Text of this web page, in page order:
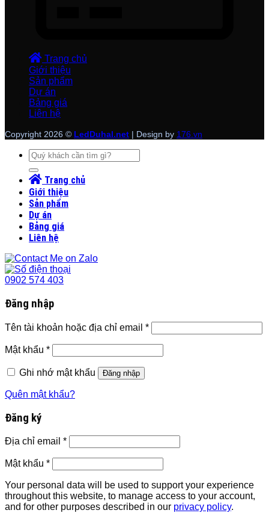
Trang chủ
Giới thiệu
Sản phẩm
Dự án
Bảng giá
Liên hệ
Copyright 2026 © LedDuhal.net | Design by 176.vn
Tìm
kiếm:
Trang chủ
Giới thiệu
Sản phẩm
Dự án
Bảng giá
Liên hệ
0902 574 403
Đăng nhập
Tên tài khoản hoặc địa chỉ email *
Mật khẩu *
Ghi nhớ mật khẩu Đăng nhập
Quên mật khẩu?
Đăng ký
Địa chỉ email *
Mật khẩu *
Your personal data will be used to support your experience
throughout this website, to manage access to your account,
and for other purposes described in our privacy policy.